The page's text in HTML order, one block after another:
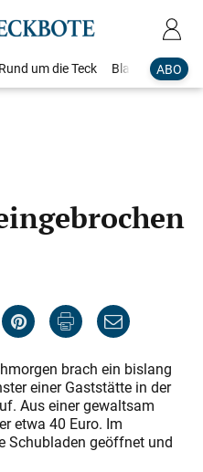
ABO
Rund um die Teck Blaulicht
brach ein bislang
einer Gaststätte in der
Aus einer gewaltsam
etwa 40 Euro. Im
Schubladen geöffnet und